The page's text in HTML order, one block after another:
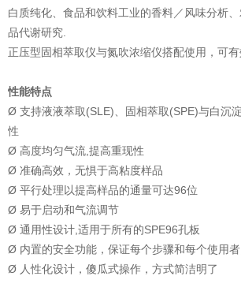
白质纯化、食品和饮料工业的香料／风味分析
品代谢研究.
正压型固相萃取仪与氮吹浓缩仪搭配使用，可有
性能特点
Ø 支持液液萃取(SLE)、固相萃取(SPE)与白沉
性
Ø 高度均匀气流,提高重现性
Ø 准确高效，无惧于高粘度样品
Ø 平行处理以提高样品的通量可达96位
Ø 易于启动和气流调节
Ø 通用性设计,适用于所有的SPE96孔板
Ø 内置的安全功能，保证每个步骤和每个使用
Ø 人性化设计，傻瓜式操作，方式简洁明了